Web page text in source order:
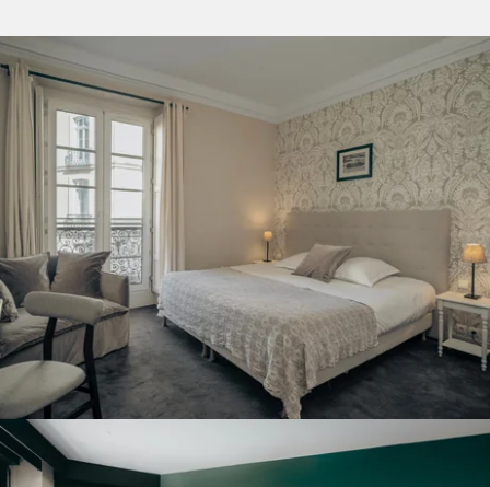
Home
Wohnungen
Name
Vorname
Telefon*:
Datum der Ankunft :